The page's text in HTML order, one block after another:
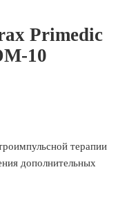
Primedic
10
терапии
дополнительных